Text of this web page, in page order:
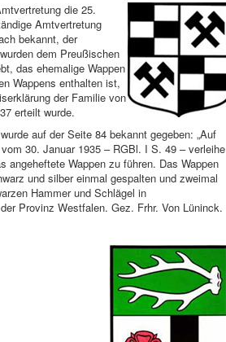
die 25.
Amtvertretung
bekannt, der
dem Preußischen
das ehemalige Wappen
Wappens enthalten ist,
der Familie von
erteilt wurde.
auf der Seite 84 bekannt gegeben: „Auf
30. Januar 1935 – RGBl. I S. 49 – verleihe
Wappen zu führen. Das Wappen
und silber einmal gespalten und zweimal
Hammer und Schlägel in
Provinz Westfalen. Gez. Frhr. Von Lüninck.